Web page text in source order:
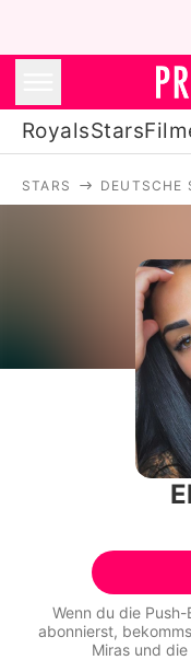
RoyalsStars
Alle
STARS DEUTSCHE
Wenn du die
abonnierst,
Miras und